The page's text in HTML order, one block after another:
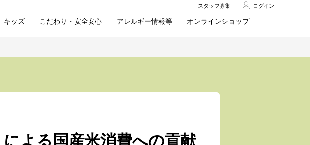
キッズ こだわり・安全安心 アレルギー情報等 オンラインショップ
スタッフ募集 ログイン
による国産米消費への貢献